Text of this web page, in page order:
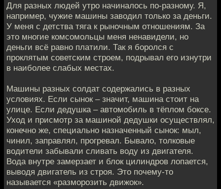
Для разных людей утро начиналось по-разному. Я,
например, чужие машины заводил только за деньги.
У меня с детства тяга к рыночным отношениям. За
это многие комсомольцы меня ненавидели, но
деньги всё равно платили. Так я боролся с
проклятым советским строем, подрывал его изнутри
в наиболее слабых местах.
Машины разных солдат содержались в разных
условиях. Если сынок – значит, машина стоит на
улице. Если дедушка – автомобиль в тёплом боксе.
Уход и присмотр за машиной дедушки осуществлял,
конечно же, специально назначенный сынок: мыл,
чинил, заправлял, прогревал. Бывало, толковые
водители забывали сливать воду из двигателя.
Вода внутре замерзает и блок цилиндров лопается,
выводя двигатель из строя. Это почему-то
называется «разморозить движок».